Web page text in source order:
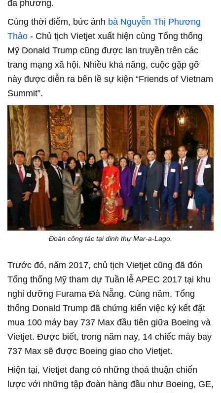
đa phương.
Cùng thời điểm, bức ảnh bà Nguyễn Thị Phương
Thảo - Chủ tịch Vietjet xuất hiện cùng Tổng thống
Mỹ Donald Trump cũng được lan truyền trên các
trang mạng xã hội. Nhiều khả năng, cuộc gặp gỡ
này được diễn ra bên lề sự kiện “Friends of Vietnam
Summit”.
Đoàn công tác tại dinh thự Mar-a-Lago.
Trước đó, năm 2017, chủ tịch Vietjet cũng đã đón
Tổng thống Mỹ tham dự Tuần lễ APEC 2017 tại khu
nghỉ dưỡng Furama Đà Nẵng. Cùng năm, Tổng
thống Donald Trump đã chứng kiến việc ký kết đặt
mua 100 máy bay 737 Max đầu tiên giữa Boeing và
Vietjet. Được biết, trong năm nay, 14 chiếc máy bay
737 Max sẽ được Boeing giao cho Vietjet.
Hiện tại, Vietjet đang có những thoả thuận chiến
lược với những tập đoàn hàng đầu như Boeing, GE,